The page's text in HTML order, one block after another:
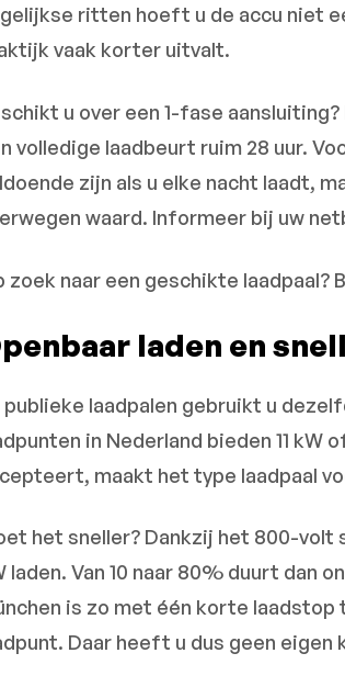
ritten hoeft u de accu niet
vaak korter uitvalt.
u over een 1-fase
volledige laadbeurt ruim 28 uur.
zijn als u elke nacht laadt,
waard. Informeer bij uw
zoek naar een geschikte laadpaal?
laden en
publieke laadpalen gebruikt u
in Nederland bieden 11 kW
maakt het type laadpaal
het sneller? Dankzij het 800-volt
laden. Van 10 naar 80% duurt dan
is zo met één korte
Daar heeft u dus geen eigen